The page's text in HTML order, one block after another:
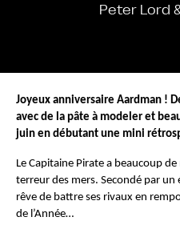
Peter Lord
Joyeux anniversaire Aardman !
avec de la pâte à modeler et
juin en débutant une mini
Le Capitaine Pirate a beaucoup
terreur des mers. Secondé par un
rêve de battre ses rivaux en
de l’Année…